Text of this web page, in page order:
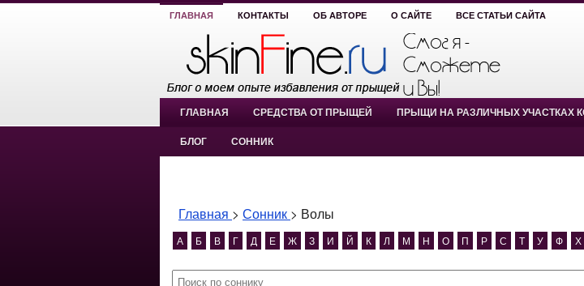
ГЛАВНАЯ КОНТАКТЫ ОБ АВТОРЕ О САЙТЕ ВСЕ СТАТЬИ САЙТА
ГЛАВНАЯ СРЕДСТВА ОТ ПРЫЩЕЙ ПРЫЩИ НА РАЗЛИЧНЫХ УЧАСТКАХ
БЛОГ СОННИК
Главная > Сонник > Волы
А Б В Г Д Е Ж З И Й К Л М Н О П Р С Т У Ф Х